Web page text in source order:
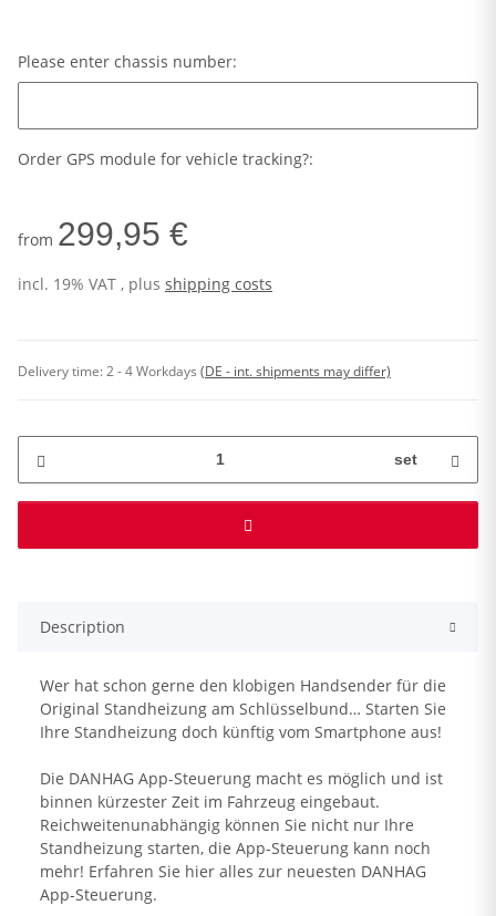
Please enter chassis number:
Order GPS module for vehicle tracking?:
from 299,95 €
incl. 19% VAT , plus shipping costs
Delivery time:2 - 4 Workdays (DE - int. shipments may differ)
set
Description
Wer hat schon gerne den klobigen Handsender für die
Original Standheizung am Schlüsselbund… Starten Sie
Ihre Standheizung doch künftig vom Smartphone aus!
Die DANHAG App-Steuerung macht es möglich und ist
binnen kürzester Zeit im Fahrzeug eingebaut.
Reichweitenunabhängig können Sie nicht nur Ihre
Standheizung starten, die App-Steuerung kann noch
mehr! Erfahren Sie hier alles zur neuesten DANHAG
App-Steuerung.